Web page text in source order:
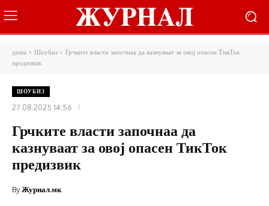
дома Шоубиз
Грчките власти започнаа да казнуваат за овој опасен ТикТок
предизвик
ШОУБИЗ
27.08.2025 14:56
Грчките власти започнаа да
казнуваат за овој опасен ТикТок
предизвик
ByЖурнал.мк